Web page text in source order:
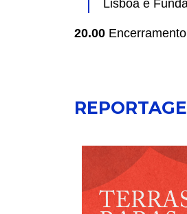
Lisboa e
20.00